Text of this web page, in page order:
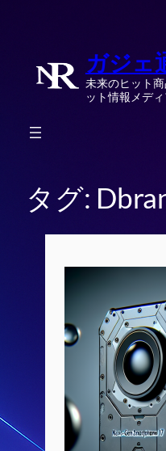
ガジェ
未来のヒット
ット情報メデ
タグ: